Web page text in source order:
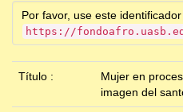
Por favor, use este
https://
Título :
Mujer en
imagen del